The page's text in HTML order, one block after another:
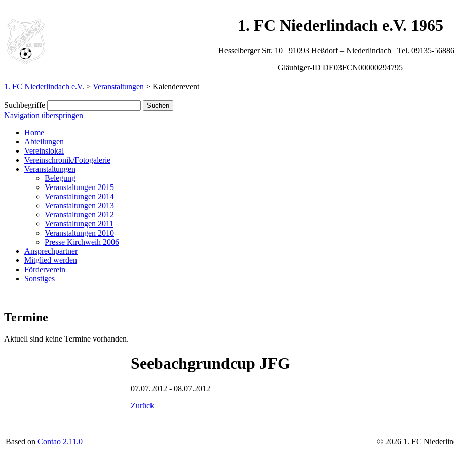
1. FC Niederlindach e.V. 1965
Hesselberger Str. 10 91093 Heßdorf – Niederlindach Tel. 09135-
Gläubiger-ID DE03FCN00000294795
1. FC Niederlindach e.V. > Veranstaltungen > Kalenderevent
Suchbegriffe
Navigation überspringen
Home
Abteilungen
Vereinslokal
Vereinschronik/Fotogalerie
Veranstaltungen
Belegung
Veranstaltungen 2015
Veranstaltungen 2014
Veranstaltungen 2013
Veranstaltungen 2012
Veranstaltungen 2011
Veranstaltungen 2010
Presse Kirchweih 2006
Ansprechpartner
Mitglied werden
Förderverein
Sonstiges
Termine
Aktuell sind keine Termine vorhanden.
Seebachgrundcup JFG
07.07.2012 - 08.07.2012
Zurück
Based on Contao 2.11.0 © 2026 1. FC